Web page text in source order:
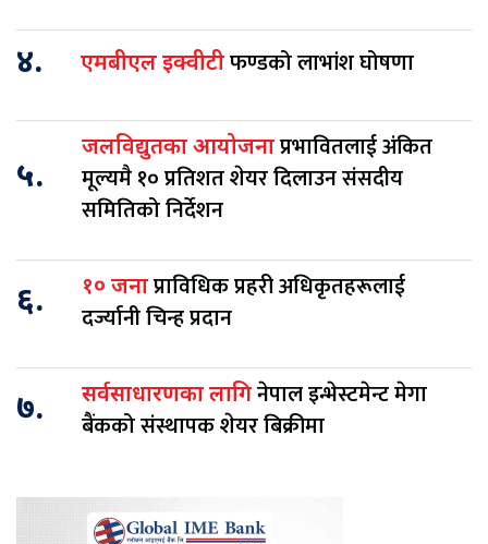
४. एमबीएल इक्वीटीफण्डको लाभांश घोषणा
५.
जलविद्युतका आयोजनाप्रभावितलाई अंकित
मूल्यमै १० प्रतिशत शेयर दिलाउन संसदीय
समितिको निर्देशन
६. १० जनाप्राविधिक प्रहरी अधिकृतहरूलाई
दर्ज्यानी चिन्ह प्रदान
७. सर्वसाधारणका लागिनेपाल इन्भेस्टमेन्ट मेगा
बैंकको संस्थापक शेयर बिक्रीमा